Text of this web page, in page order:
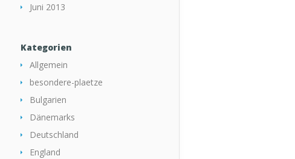
Juni 2013
Kategorien
Allgemein
besondere-plaetze
Bulgarien
Dänemarks
Deutschland
England